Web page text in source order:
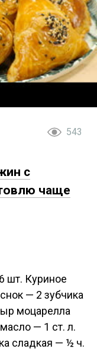
543
с
чаще
Куриное
— 2 зубчика
моцарелла
— 1 ст. л.
сладкая — ½ ч.